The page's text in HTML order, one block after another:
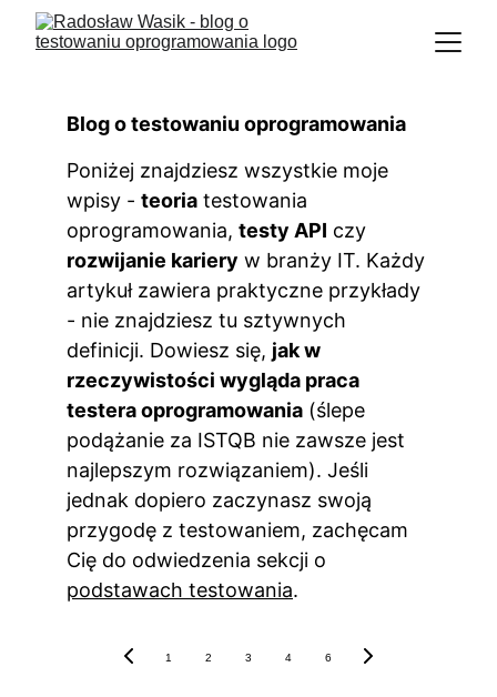
Poniżej znajdziesz wszystkie moje
wpisy - teoria testowania
oprogramowania, testy API czy
rozwijanie kariery w branży IT. Każdy
artykuł zawiera praktyczne przykłady
- nie znajdziesz tu sztywnych
definicji. Dowiesz się, jak w
rzeczywistości wygląda praca
testera oprogramowania (ślepe
podążanie za ISTQB nie zawsze jest
najlepszym rozwiązaniem). Jeśli
jednak dopiero zaczynasz swoją
przygodę z testowaniem, zachęcam
Cię do odwiedzenia sekcji o
podstawach testowania.
Blog o testowaniu oprogramowania
1 2 3 4 6